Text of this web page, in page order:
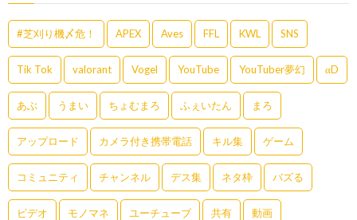
#芝刈り機〆危！ APEX Aves FFL KWL SNS
Tik Tok valorant Vogel YouTube YouTuber夢幻 αD
あぶ うまい ちょむまろ ふぇいたん まろ
アップロード カメラ付き携帯電話 キル集 ゲーム
コミュニティ チャンネル デス集 ネタ枠 バズる
ビデオ モノマネ ユーチューブ 共有 動画